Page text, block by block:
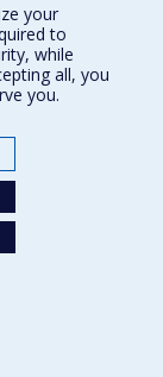
détient
your
to
while
all, you
you.